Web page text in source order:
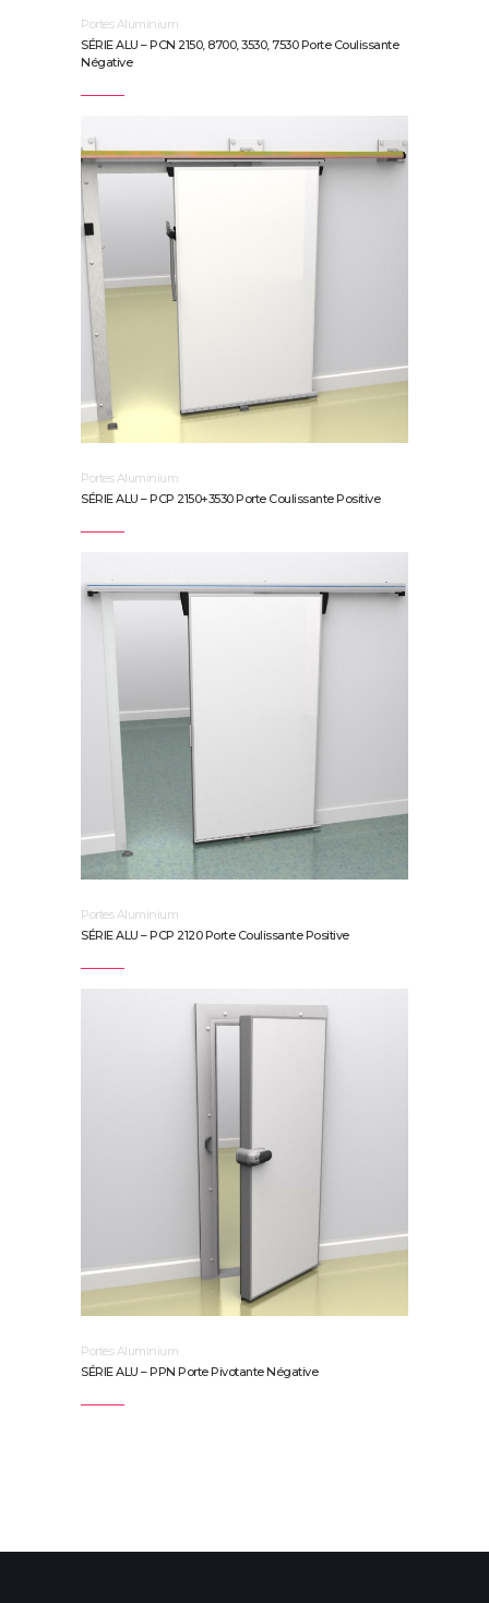
Portes Aluminium
SÉRIE ALU – PCN 2150, 8700, 3530, 7530 Porte Coulissante
Négative
Portes Aluminium
SÉRIE ALU – PCP 2150+3530 Porte Coulissante Positive
Portes Aluminium
SÉRIE ALU – PCP 2120 Porte Coulissante Positive
Portes Aluminium
SÉRIE ALU – PPN Porte Pivotante Négative